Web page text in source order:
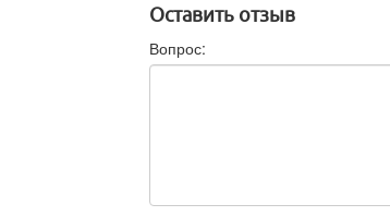
Оставить отзыв
Вопрос: